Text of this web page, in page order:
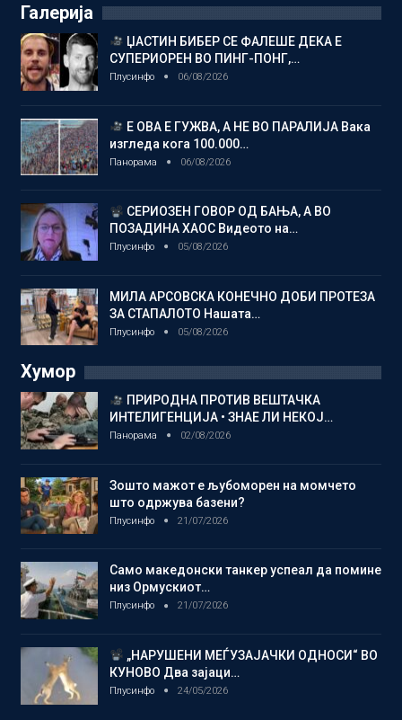
Галерија
ЏАСТИН БИБЕР СЕ ФАЛЕШЕ ДЕКА Е
СУПЕРИОРЕН ВО ПИНГ-ПОНГ,…
Плусинфо 06/08/2026
Е ОВА Е ГУЖВА, А НЕ ВО ПАРАЛИЈА Вака
изгледа кога 100.000…
Панорама 06/08/2026
СЕРИОЗЕН ГОВОР ОД БАЊА, А ВО
ПОЗАДИНА ХАОС Видеото на…
Плусинфо 05/08/2026
МИЛА АРСОВСКА КОНЕЧНО ДОБИ ПРОТЕЗА
ЗА СТАПАЛОТО Нашата…
Плусинфо 05/08/2026
Хумор
ПРИРОДНА ПРОТИВ ВЕШТАЧКА
ИНТЕЛИГЕНЦИЈА • ЗНАЕ ЛИ НЕКОЈ…
Панорама 02/08/2026
Зошто мажот е љубоморен на момчето
што одржува базени?
Плусинфо 21/07/2026
Само македонски танкер успеал да помине
низ Ормускиот…
Плусинфо 21/07/2026
„НАРУШЕНИ МЕЃУЗАЈАЧКИ ОДНОСИ“ ВО
КУНОВО Два зајаци…
Плусинфо 24/05/2026